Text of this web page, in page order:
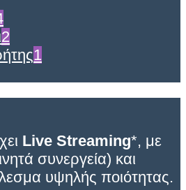
2
1
Live Streaming*, με
συνεργεία) και
υψηλής ποιότητας.